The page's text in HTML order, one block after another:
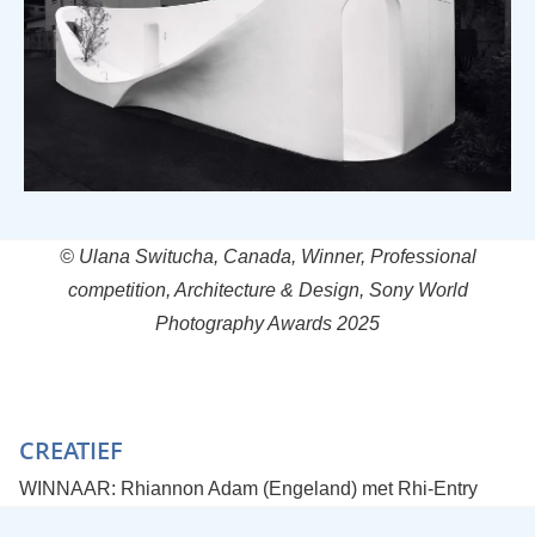
© Ulana Switucha, Canada, Winner, Professional
competition, Architecture & Design, Sony World
Photography Awards 2025
CREATIEF
WINNAAR: Rhiannon Adam (Engeland) met Rhi-Entry